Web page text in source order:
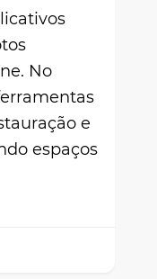
No
e
espaços